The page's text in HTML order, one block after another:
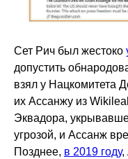
Сет Рич был жестоко
допустить
взял у Нацкомитета
их Ассанжу из
Эквадора,
угрозой, и Ассанж
Позднее, в 2019 году,